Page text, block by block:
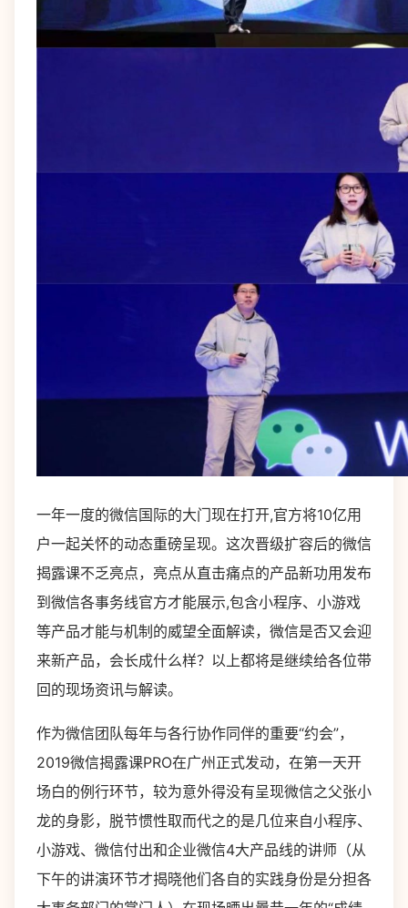
一年一度的微信国际的大门现在打开,官方将10亿用
户一起关怀的动态重磅呈现。这次晋级扩容后的微信
揭露课不乏亮点，亮点从直击痛点的产品新功用发布
到微信各事务线官方才能展示,包含小程序、小游戏
等产品才能与机制的威望全面解读，微信是否又会迎
来新产品，会长成什么样？以上都将是继续给各位带
回的现场资讯与解读。
作为微信团队每年与各行协作同伴的重要“约会”，
2019微信揭露课PRO在广州正式发动，在第一天开
场白的例行环节，较为意外得没有呈现微信之父张小
龙的身影，脱节惯性取而代之的是几位来自小程序、
小游戏、微信付出和企业微信4大产品线的讲师（从
下午的讲演环节才揭晓他们各自的实践身份是分担各